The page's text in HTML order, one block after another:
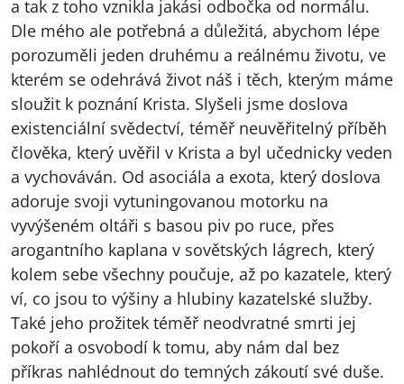
a tak z toho vznikla jakási odbočka od normálu.
Dle mého ale potřebná a důležitá, abychom lépe
porozuměli jeden druhému a reálnému životu, ve
kterém se odehrává život náš i těch, kterým máme
sloužit k poznání Krista. Slyšeli jsme doslova
existenciální svědectví, téměř neuvěřitelný příběh
člověka, který uvěřil v Krista a byl učednicky veden
a vychováván. Od asociála a exota, který doslova
adoruje svoji vytuningovanou motorku na
vyvýšeném oltáři s basou piv po ruce, přes
arogantního kaplana v sovětských lágrech, který
kolem sebe všechny poučuje, až po kazatele, který
ví, co jsou to výšiny a hlubiny kazatelské služby.
Také jeho prožitek téměř neodvratné smrti jej
pokoří a osvobodí k tomu, aby nám dal bez
příkras nahlédnout do temných zákoutí své duše.